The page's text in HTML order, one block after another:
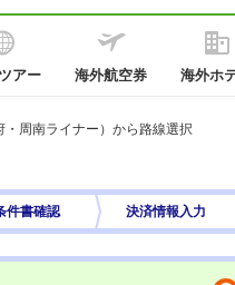
アー 海外航空券 海外ホ
周南ライナー）から路線選択
件書確認 決済情報入力